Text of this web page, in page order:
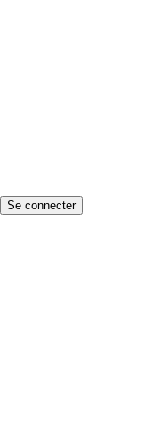
Se connecter